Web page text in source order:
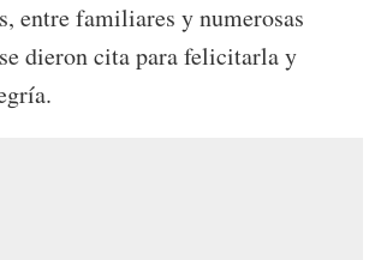
entre familiares y numerosas
dieron cita para felicitarla y